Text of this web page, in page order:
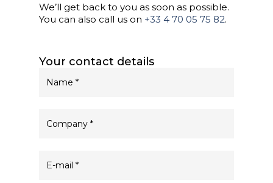
We’ll get back to you as soon as possible.
You can also call us on +33 4 70 05 75 82.
Your contact details